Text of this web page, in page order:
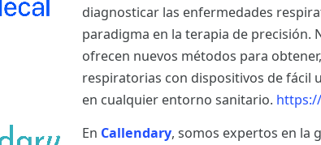
diagnosticar las enfermedades
paradigma en la terapia de precisión.
ofrecen nuevos métodos para
respiratorias con dispositivos de fácil
en cualquier entorno sanitario.
En Callendary, somos expertos en la